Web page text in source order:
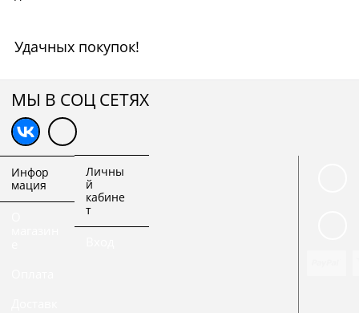
Удачных покупок!
МЫ В СОЦ СЕТЯХ
Инфор
мация
Личны
й
кабине
т